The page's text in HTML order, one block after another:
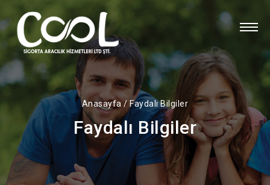
Anasayfa / Faydalı Bilgiler
Faydalı Bilgiler